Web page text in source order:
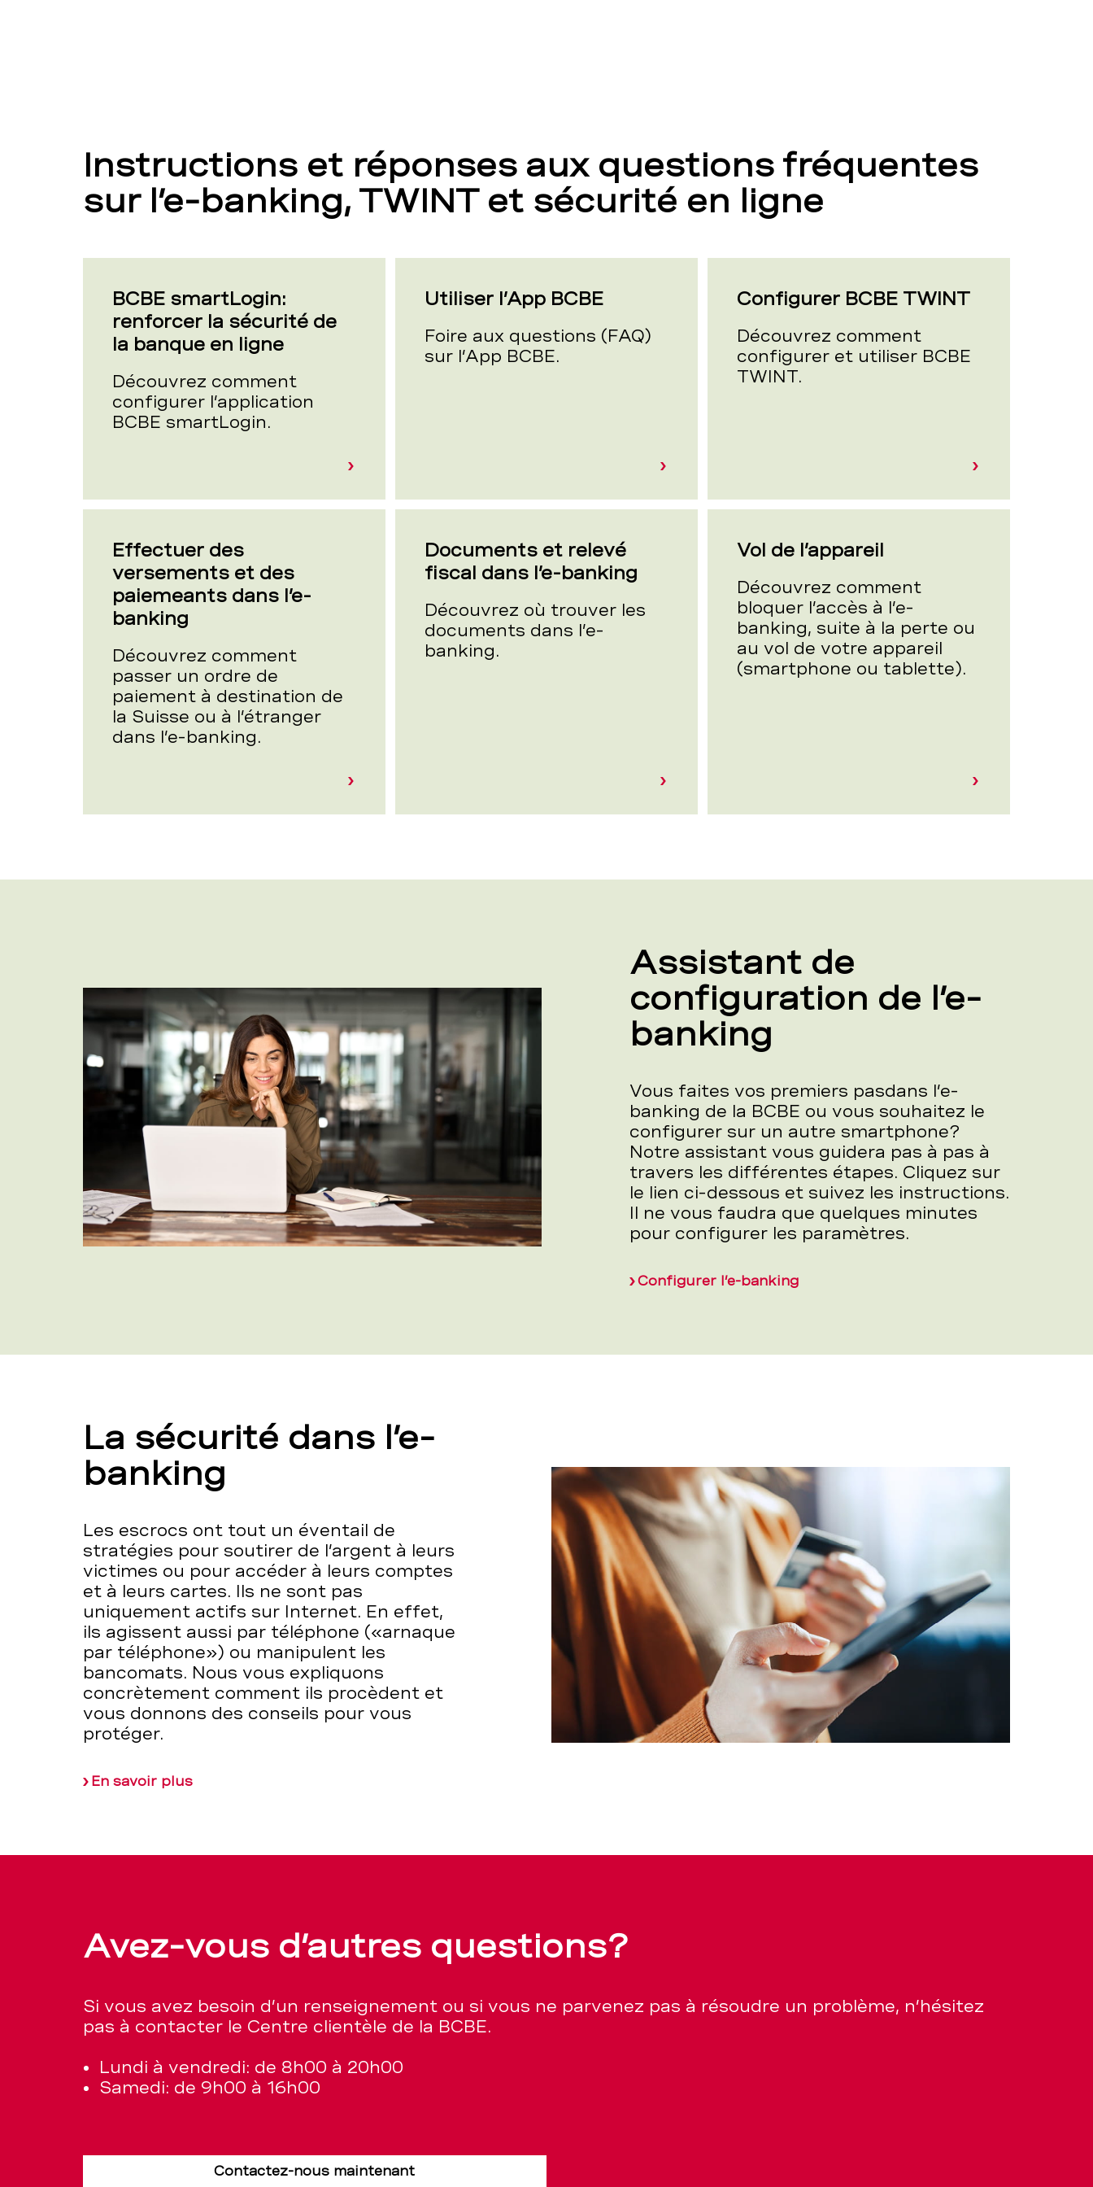
Instructions et réponses aux questions fréquentes
sur l’e-banking, TWINT et sécurité en ligne
BCBE smartLogin:
renforcer la sécurité de
la banque en ligne
Découvrez comment
configurer l’application
BCBE smartLogin.
Utiliser l’App BCBE
Foire aux questions (FAQ)
sur l’App BCBE.
Configurer BCBE TWINT
Découvrez comment
configurer et utiliser BCBE
TWINT.
Effectuer des
versements et des
paiemeants dans l’e-
banking
Découvrez comment
passer un ordre de
paiement à destination de
la Suisse ou à l’étranger
dans l’e-banking.
Documents et relevé
fiscal dans l’e-banking
Découvrez où trouver les
documents dans l’e-
banking.
Vol de l’appareil
Découvrez comment
bloquer l’accès à l’e-
banking, suite à la perte ou
au vol de votre appareil
(smartphone ou tablette).
Assistant de
configuration de l’e-
banking
Vous faites vos premiers pasdans l’e-
banking de la BCBE ou vous souhaitez le
configurer sur un autre smartphone?
Notre assistant vous guidera pas à pas à
travers les différentes étapes. Cliquez sur
le lien ci-dessous et suivez les instructions.
Il ne vous faudra que quelques minutes
pour configurer les paramètres.
Configurer l’e-banking
La sécurité dans l’e-
banking
Les escrocs ont tout un éventail de
stratégies pour soutirer de l’argent à leurs
victimes ou pour accéder à leurs comptes
et à leurs cartes. Ils ne sont pas
uniquement actifs sur Internet. En effet,
ils agissent aussi par téléphone («arnaque
par téléphone») ou manipulent les
bancomats. Nous vous expliquons
concrètement comment ils procèdent et
vous donnons des conseils pour vous
protéger.
En savoir plus
Avez-vous d’autres questions?
Si vous avez besoin d’un renseignement ou si vous ne parvenez pas à résoudre un problème, n’hésitez
pas à contacter le Centre clientèle de la BCBE.
Lundi à vendredi: de 8h00 à 20h00
Samedi: de 9h00 à 16h00
Contactez-nous maintenant